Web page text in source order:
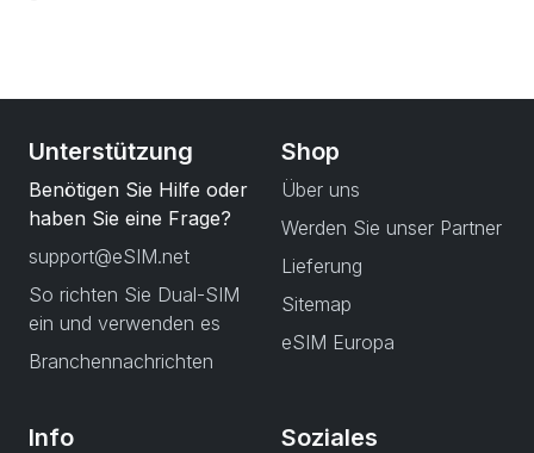
Unterstützung
Benötigen Sie Hilfe oder
haben Sie eine Frage?
support@eSIM.net
So richten Sie Dual-SIM
ein und verwenden es
Branchennachrichten
Shop
Über uns
Werden Sie unser Partner
Lieferung
Sitemap
eSIM Europa
Info Soziales